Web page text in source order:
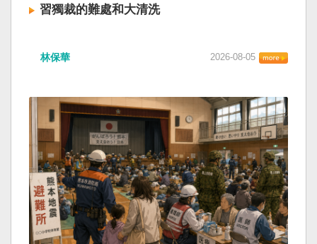
習獨裁的難處和大清洗
林保華 2026-08-05